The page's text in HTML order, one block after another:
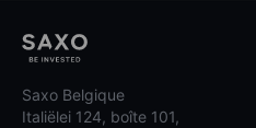
Saxo Belgique
Italiëlei 124, boîte 101,